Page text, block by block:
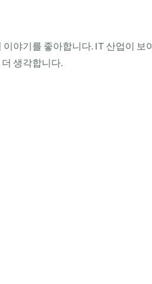
야기를 좋아합니다. IT 산업이 보
생각합니다.